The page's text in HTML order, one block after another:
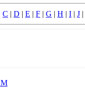
C | D | E | F | G | H | I | J |